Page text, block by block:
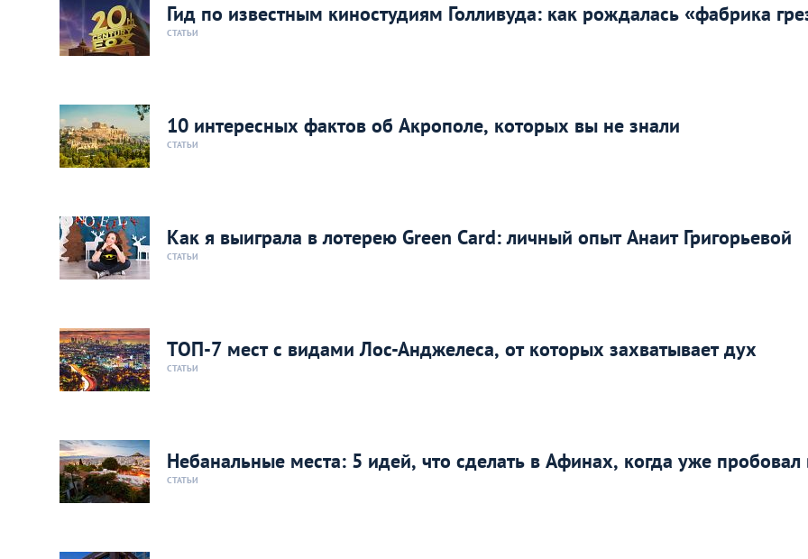
Гид по известным киностудиям Голливуда: как рождалась «фабрика
СТАТЬИ
10 интересных фактов об Акрополе, которых вы не знали
СТАТЬИ
Как я выиграла в лотерею Green Card: личный опыт Анаит Григорьевой
СТАТЬИ
ТОП-7 мест с видами Лос-Анджелеса, от которых захватывает дух
СТАТЬИ
Небанальные места: 5 идей, что сделать в Афинах, когда уже пробовал
СТАТЬИ